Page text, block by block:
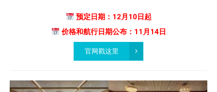
预定日期：12月10日起
价格和航行日期公布：11月14日
官网戳这里